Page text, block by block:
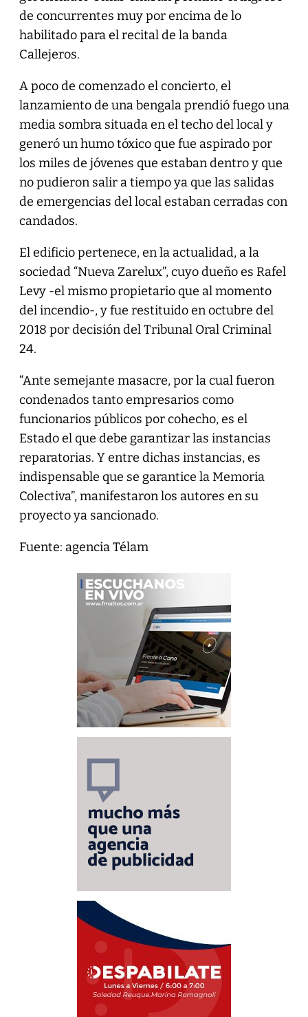
de concurrentes muy por encima de lo
habilitado para el recital de la banda
Callejeros.
A poco de comenzado el concierto, el
lanzamiento de una bengala prendió fuego una
media sombra situada en el techo del local y
generó un humo tóxico que fue aspirado por
los miles de jóvenes que estaban dentro y que
no pudieron salir a tiempo ya que las salidas
de emergencias del local estaban cerradas con
candados.
El edificio pertenece, en la actualidad, a la
sociedad “Nueva Zarelux”, cuyo dueño es Rafel
Levy -el mismo propietario que al momento
del incendio-, y fue restituido en octubre del
2018 por decisión del Tribunal Oral Criminal
24.
“Ante semejante masacre, por la cual fueron
condenados tanto empresarios como
funcionarios públicos por cohecho, es el
Estado el que debe garantizar las instancias
reparatorias. Y entre dichas instancias, es
indispensable que se garantice la Memoria
Colectiva”, manifestaron los autores en su
proyecto ya sancionado.
Fuente: agencia Télam